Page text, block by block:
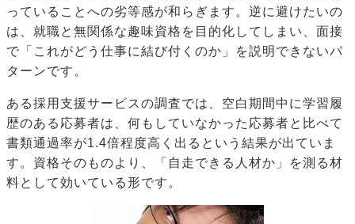
っていることへの劣等感が和らぎます。逆に避けたいの
は、就職と無関係な趣味資格を目的化してしまい、面接
で「これがどう仕事に結び付くのか」を説明できないパ
ターンです。
ある採用支援サービスの調査では、空白期間中に学習履
歴のある応募者は、何もしていなかった応募者と比べて
書類通過率が1.4倍程度高く出るという結果が出ていま
す。資格そのものより、「自走できる人材か」を測る材
料として効いている形です。